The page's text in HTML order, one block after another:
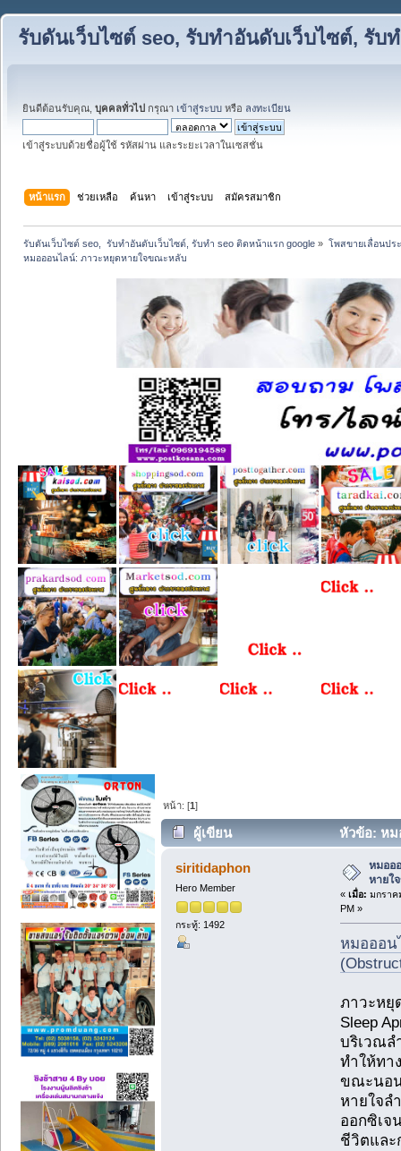
รับดันเว็บไซต์ seo, รับทำอันดับเว็บไซต์, รับ
ยินดีต้อนรับคุณ, บุคคลทั่วไป กรุณา เข้าสู่ระบบ หรือ ลงทะเบียน
เข้าสู่ระบบด้วยชื่อผู้ใช้ รหัสผ่าน และระยะเวลาในเซสชั่น
หน้าแรก ช่วยเหลือ ค้นหา เข้าสู่ระบบ สมัครสมาชิก
รับดันเว็บไซต์ seo,  รับทำอันดับเว็บไซต์, รับทำ seo ติดหน้าแรก google » โพสขายเลื่อนปร
หมอออนไลน์: ภาวะหยุดหายใจขณะหลับ
หน้า: [1]
ผู้เขียน
หัวข้อ: หม
(อ่าน 4577 ครั้ง)
siritidaphon
Hero Member
กระทู้: 1492
หมออ
หายใ
« เมื่อ: มกราค
PM »
หมอออ
ภาวะหยุ
Sleep
บริเวณล
ทำให้ทา
ขณะนอน
หายใจล
ออกซิเจ
ชีวิตและ